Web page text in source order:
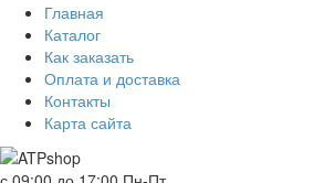
Главная
Каталог
Как заказать
Оплата и доставка
Контакты
Карта сайта